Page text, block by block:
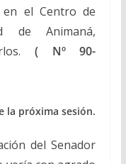
el Centro de
de Animaná,
(Nº 90-
la próxima sesión.
del Senador